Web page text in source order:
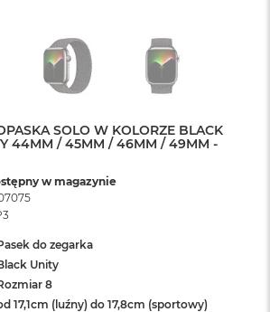
SOLO W KOLORZE BLACK
44MM / 45MM / 46MM / 49MM -
w magazynie
do zegarka
Unity
8
17,1cm (luźny) do 17,8cm (sportowy)